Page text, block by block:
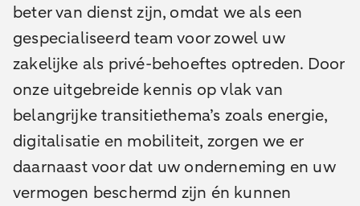
beter van dienst zijn, omdat we als een
gespecialiseerd team voor zowel uw
zakelijke als privé-behoeftes optreden. Door
onze uitgebreide kennis op vlak van
belangrijke transitiethema’s zoals energie,
digitalisatie en mobiliteit, zorgen we er
daarnaast voor dat uw onderneming en uw
vermogen beschermd zijn én kunnen